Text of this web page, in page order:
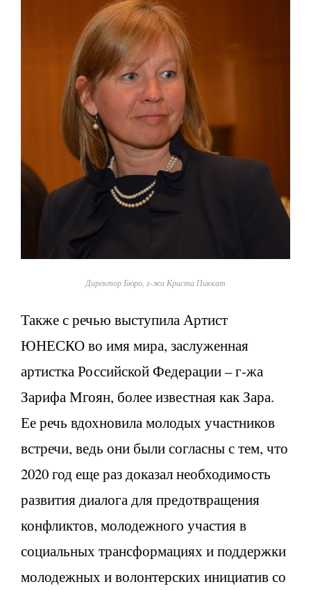
Директор Бюро, г-жа Криста Пиккат
Также с речью выступила Артист
ЮНЕСКО во имя мира, заслуженная
артистка Российской Федерации – г-жа
Зарифа Мгоян, более известная как Зара.
Ее речь вдохновила молодых участников
встречи, ведь они были согласны с тем, что
2020 год еще раз доказал необходимость
развития диалога для предотвращения
конфликтов, молодежного участия в
социальных трансформациях и поддержки
молодежных и волонтерских инициатив со